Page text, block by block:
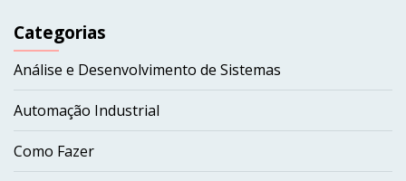
Categorias
Análise e Desenvolvimento de Sistemas
Automação Industrial
Como Fazer